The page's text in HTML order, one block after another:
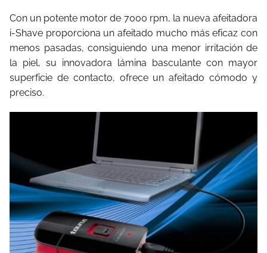
Con un potente motor de 7000 rpm, la nueva afeitadora
i-Shave proporciona un afeitado mucho más eficaz con
menos pasadas, consiguiendo una menor irritación de
la piel, su innovadora lámina basculante con mayor
superficie de contacto, ofrece un afeitado cómodo y
preciso.